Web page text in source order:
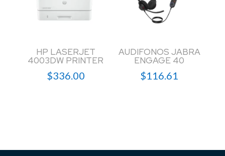
HP LASERJET
4003DW PRINTER
$336.00
AUDIFONOS JABRA
ENGAGE 40
$116.61